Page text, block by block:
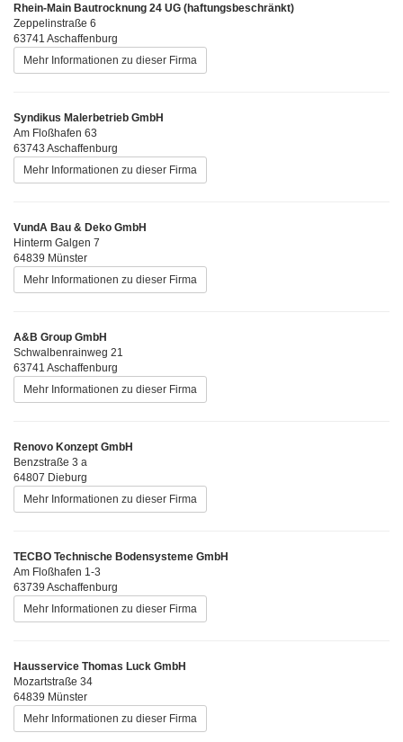
Rhein-Main Bautrocknung 24 UG (haftungsbeschränkt)
Zeppelinstraße 6
63741 Aschaffenburg
Mehr Informationen zu dieser Firma
Syndikus Malerbetrieb GmbH
Am Floßhafen 63
63743 Aschaffenburg
Mehr Informationen zu dieser Firma
VundA Bau & Deko GmbH
Hinterm Galgen 7
64839 Münster
Mehr Informationen zu dieser Firma
A&B Group GmbH
Schwalbenrainweg 21
63741 Aschaffenburg
Mehr Informationen zu dieser Firma
Renovo Konzept GmbH
Benzstraße 3 a
64807 Dieburg
Mehr Informationen zu dieser Firma
TECBO Technische Bodensysteme GmbH
Am Floßhafen 1-3
63739 Aschaffenburg
Mehr Informationen zu dieser Firma
Hausservice Thomas Luck GmbH
Mozartstraße 34
64839 Münster
Mehr Informationen zu dieser Firma